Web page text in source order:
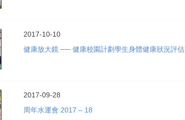
2017-10-10
健康放大鏡 ── 健康校園計劃學生身體健康狀況評估
2017-09-28
周年水運會 2017 – 18